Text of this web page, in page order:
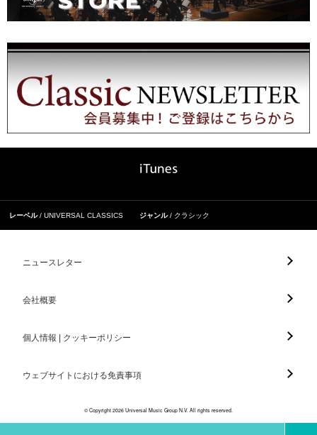
レーベル UNIVERSAL CLASSICS ジャンル クラシック
ニュースレター
会社概要
個人情報 | クッキーポリシー
ウェブサイトにおける免責事項
© Copyright 2026 Universal Music Group N.V. All rights reserved.